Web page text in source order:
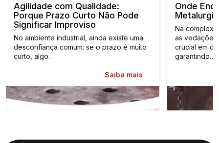
Agilidade com Qualidade:
Porque Prazo Curto Não Pode
Significar Improviso
No ambiente industrial, ainda existe uma
desconfiança comum: se o prazo é muito
curto, algo…
Saiba mais
Onde
Metalurgia
Na
as vedações
crucial em
garantindo…